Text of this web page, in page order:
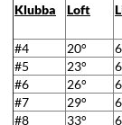
Klubba Loft
#4 20°
#5
23°
#6
26°
#7
29°
#8
33°